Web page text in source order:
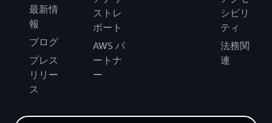
最新情
報
ブログ
プレス
リリー
ス
ストレ
ポート
AWS パ
ートナ
ー
シビリ
ティ
法務関
連